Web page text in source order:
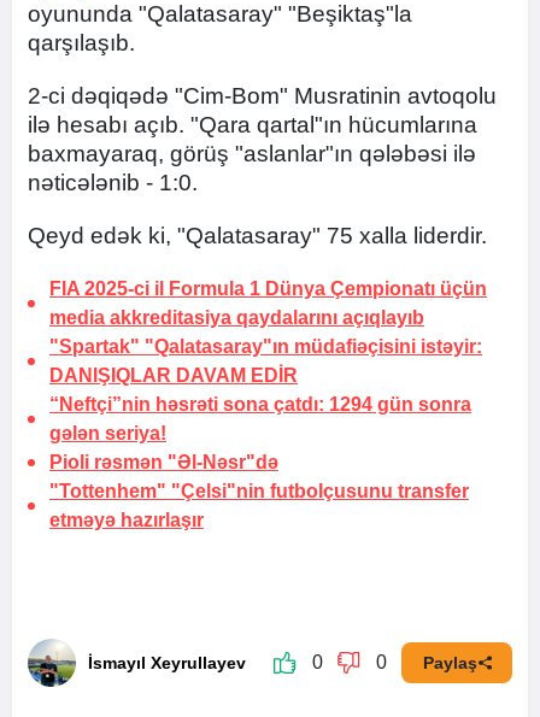
oyununda "Qalatasaray" "Beşiktaş"la
qarşılaşıb.
2-ci dəqiqədə "Cim-Bom" Musratinin avtoqolu
ilə hesabı açıb. "Qara qartal"ın hücumlarına
baxmayaraq, görüş "aslanlar"ın qələbəsi ilə
nəticələnib - 1:0.
Qeyd edək ki, "Qalatasaray" 75 xalla liderdir.
FIA 2025-ci il Formula 1 Dünya Çempionatı üçün
media akkreditasiya qaydalarını açıqlayıb
"Spartak" "Qalatasaray"ın müdafiəçisini istəyir:
DANIŞIQLAR DAVAM EDİR
“Neftçi”nin həsrəti sona çatdı: 1294 gün sonra
gələn seriya!
Pioli rəsmən "Əl-Nəsr"də
"Tottenhem" "Çelsi"nin futbolçusunu transfer
etməyə hazırlaşır
İsmayıl Xeyrullayev 0 0 Paylaş